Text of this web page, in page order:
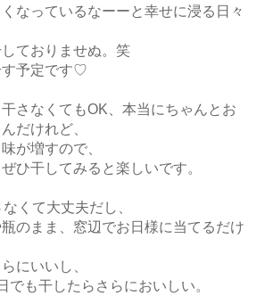
なっているなーーと幸せに浸る日々
しておりませぬ。笑
す予定です♡
さなくてもOK、本当にちゃんとお
だけれど、
が増すので、
ひ干してみると楽しいです。
くて大丈夫だし、
のまま、窓辺でお日様に当てるだけ
にいいし、
でも干したらさらにおいしい。